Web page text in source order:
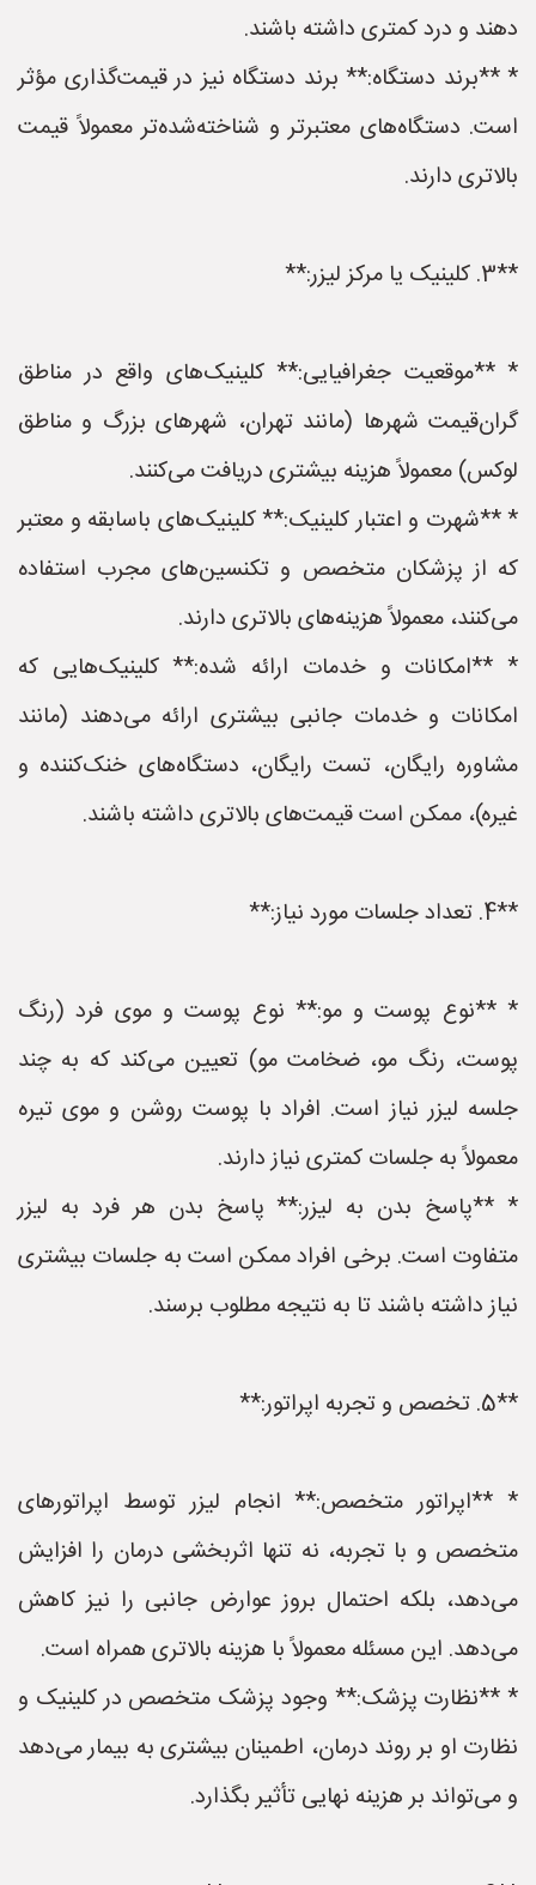
دهند و درد کمتری داشته باشند.
* **برند دستگاه:** برند دستگاه نیز در قیمت‌گذاری مؤثر
است. دستگاه‌های معتبرتر و شناخته‌شده‌تر معمولاً قیمت
بالاتری دارند.
**3. کلینیک یا مرکز لیزر:**
* **موقعیت جغرافیایی:** کلینیک‌های واقع در مناطق
گران‌قیمت شهرها (مانند تهران، شهرهای بزرگ و مناطق
لوکس) معمولاً هزینه بیشتری دریافت می‌کنند.
* **شهرت و اعتبار کلینیک:** کلینیک‌های باسابقه و معتبر
که از پزشکان متخصص و تکنسین‌های مجرب استفاده
می‌کنند، معمولاً هزینه‌های بالاتری دارند.
* **امکانات و خدمات ارائه شده:** کلینیک‌هایی که
امکانات و خدمات جانبی بیشتری ارائه می‌دهند (مانند
مشاوره رایگان، تست رایگان، دستگاه‌های خنک‌کننده و
غیره)، ممکن است قیمت‌های بالاتری داشته باشند.
**4. تعداد جلسات مورد نیاز:**
* **نوع پوست و مو:** نوع پوست و موی فرد (رنگ
پوست، رنگ مو، ضخامت مو) تعیین می‌کند که به چند
جلسه لیزر نیاز است. افراد با پوست روشن و موی تیره
معمولاً به جلسات کمتری نیاز دارند.
* **پاسخ بدن به لیزر:** پاسخ بدن هر فرد به لیزر
متفاوت است. برخی افراد ممکن است به جلسات بیشتری
نیاز داشته باشند تا به نتیجه مطلوب برسند.
**5. تخصص و تجربه اپراتور:**
* **اپراتور متخصص:** انجام لیزر توسط اپراتورهای
متخصص و با تجربه، نه تنها اثربخشی درمان را افزایش
می‌دهد، بلکه احتمال بروز عوارض جانبی را نیز کاهش
می‌دهد. این مسئله معمولاً با هزینه بالاتری همراه است.
* **نظارت پزشک:** وجود پزشک متخصص در کلینیک و
نظارت او بر روند درمان، اطمینان بیشتری به بیمار می‌دهد
و می‌تواند بر هزینه نهایی تأثیر بگذارد.